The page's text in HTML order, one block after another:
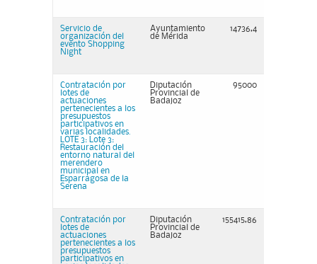
Servicio de
organización del
evento Shopping
Night
Ayuntamiento
de Mérida
14736,4
Contratación por
lotes de
actuaciones
pertenecientes a los
presupuestos
participativos en
varias localidades.
LOTE 3: Lote 3:
Restauración del
entorno natural del
merendero
municipal en
Esparragosa de la
Serena
Diputación
Provincial de
Badajoz
95000
Contratación por
lotes de
actuaciones
pertenecientes a los
presupuestos
participativos en
Diputación
Provincial de
Badajoz
155415,86